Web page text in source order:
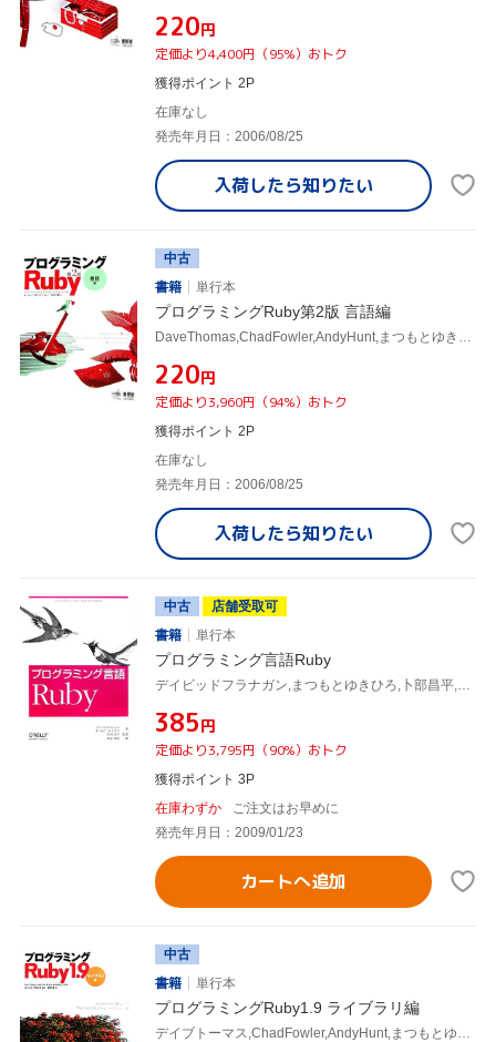
¥220円
定価より4,400円（95%）おトク
獲得ポイント 2P
在庫なし
発売年月日：2006/08/25
入荷したら知りたい
中古
書籍
単行本
プログラミングRuby第2版 言語編
¥220円
定価より3,960円（94%）おトク
獲得ポイント 2P
在庫なし
発売年月日：2006/08/25
入荷したら知りたい
中古
店舗受取可
書籍
単行本
プログラミング言語Ruby
¥385円
定価より3,795円（90%）おトク
獲得ポイント 3P
在庫わずか
ご注文はお早めに
発売年月日：2009/01/23
カートへ追加
中古
書籍
単行本
プログラミングRuby1.9 ライブラリ編